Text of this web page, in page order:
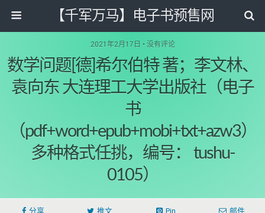
【千军万马】电子书预售网
2021年2月17日 • 没有评论
数学问题[德]希尔伯特 著；李文林、
袁向东 大连理工大学出版社（电子
书
（pdf+word+epub+mobi+txt+azw3）
多种格式任挑，编号： tushu-
0105）
分享 推文 Pin 邮件